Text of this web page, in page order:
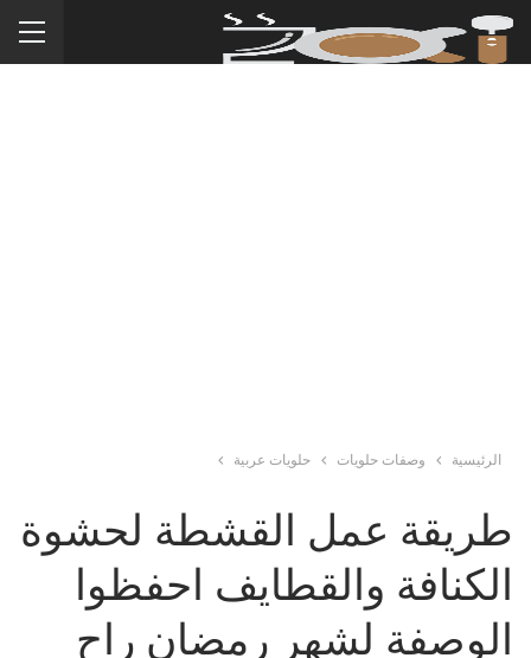
الرئيسية وصفات حلويات حلويات عربية
طريقة عمل القشطة لحشوة
الكنافة والقطايف احفظوا
الوصفة لشهر رمضان راح